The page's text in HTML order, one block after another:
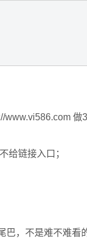
做
链接入口；
，不是难不难看